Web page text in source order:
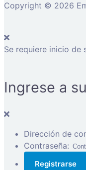
Copyright © 2026
Se requiere inicio de
Ingrese a
Dirección de
Contraseña: